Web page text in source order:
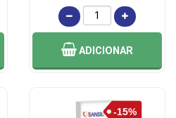
ADICIONAR